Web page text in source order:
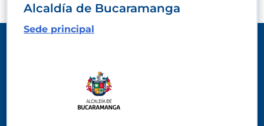
Alcaldía de Bucaramanga
Sede principal